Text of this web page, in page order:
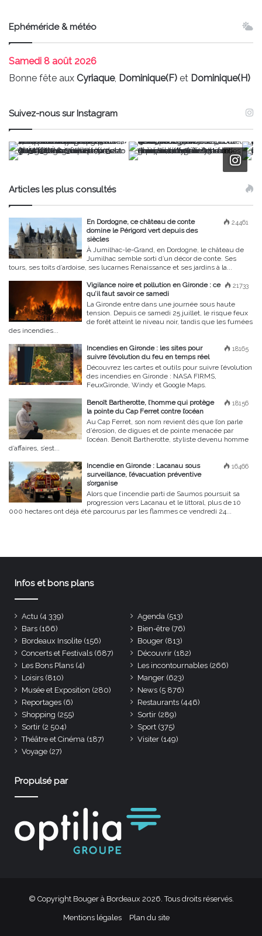
Ephéméride & météo
Samedi 8 août 2026
Bonne fête aux Cyriaque, Dominique(F) et Dominique(H)
Suivez-nous sur Instagram
Articles les plus consultés
24461
En Dordogne, ce château de conte
domine le Périgord vert depuis des
siècles
À Jumilhac-le-Grand, en Dordogne, le château de
Jumilhac semble sorti d’un décor de conte. Ses
tours, ses toits d’ardoise, ses lucarnes Renaissance et ses jardins à la...
21733
Vigilance noire et pollution en Gironde : ce
qu’il faut savoir ce samedi
La Gironde entre dans une journée sous haute
tension. Depuis ce samedi 25 juillet, le risque feux
de forêt atteint le niveau noir, tandis que les fumées
des incendies...
18165
Incendies en Gironde : les sites pour
suivre l’évolution du feu en temps réel
Découvrez les cartes et outils pour suivre l’évolution
des incendies en Gironde : NASA FIRMS,
FeuxGironde, Windy et Google Maps.
18156
Benoît Bartherotte, l’homme qui protège
la pointe du Cap Ferret contre l’océan
Au Cap Ferret, son nom revient dès que l’on parle
d’érosion, de digues et de pointe menacée par
l’océan. Benoît Bartherotte, styliste devenu homme
d’affaires, s’est...
16466
Incendie en Gironde : Lacanau sous
surveillance, l’évacuation préventive
s’organise
Alors que l’incendie parti de Saumos poursuit sa
progression vers Lacanau et le littoral, plus de 10
000 hectares ont déjà été parcourus par les flammes ce vendredi 24...
Infos et bons plans
Actu (4 339) Agenda (513)
Bars (166) Bien-être (76)
Bordeaux Insolite (156) Bouger (813)
Concerts et Festivals (687) Découvrir (182)
Les Bons Plans (4) Les incontournables (266)
Loisirs (810) Manger (623)
Musée et Exposition (280) News (5 876)
Reportages (6) Restaurants (446)
Shopping (255) Sortir (289)
Sortir (2 504) Sport (375)
Théâtre et Cinéma (187) Visiter (149)
Voyage (27)
Propulsé par
© Copyright Bouger à Bordeaux 2026. Tous droits réservés.
Mentions légales Plan du site